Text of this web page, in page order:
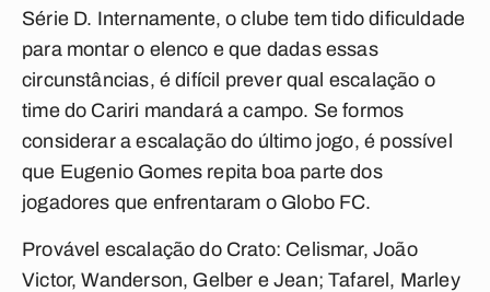
Série D. Internamente, o clube tem tido dificuldade
para montar o elenco e que dadas essas
circunstâncias, é difícil prever qual escalação o
time do Cariri mandará a campo. Se formos
considerar a escalação do último jogo, é possível
que Eugenio Gomes repita boa parte dos
jogadores que enfrentaram o Globo FC.
Provável escalação do Crato: Celismar, João
Victor, Wanderson, Gelber e Jean; Tafarel, Marley